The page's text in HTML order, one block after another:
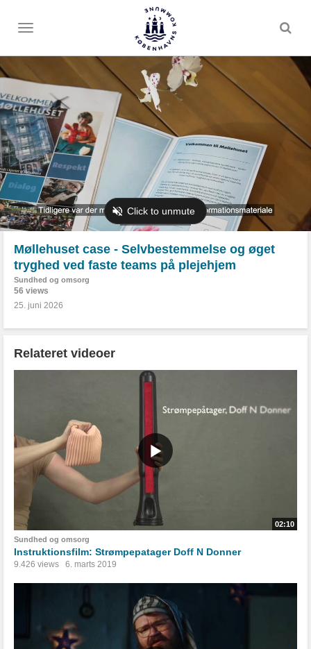
Toggle
Møllehuset case - Selvbestemmelse og øget
tryghed ved faste teams på plejehjem
Sundhed og omsorg
56 views
25. juni 2026
Relateret videoer
02:10
Sundhed og omsorg
Instruktionsfilm: Strømpepatager Doff N Donner
9.426 views 6. marts 2019